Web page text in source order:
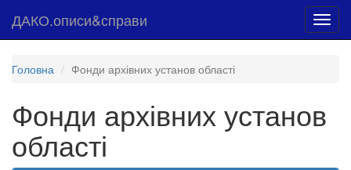
ДАКО.описи&справи
Головна Фонди архівних установ області
Фонди архівних установ
області